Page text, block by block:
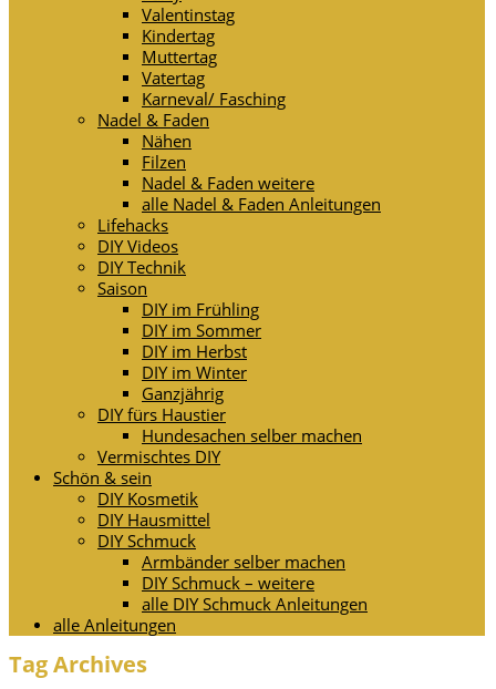
Valentinstag
Kindertag
Muttertag
Vatertag
Karneval/ Fasching
Nadel & Faden
Nähen
Filzen
Nadel & Faden weitere
alle Nadel & Faden Anleitungen
Lifehacks
DIY Videos
DIY Technik
Saison
DIY im Frühling
DIY im Sommer
DIY im Herbst
DIY im Winter
Ganzjährig
DIY fürs Haustier
Hundesachen selber machen
Vermischtes DIY
Schön & sein
DIY Kosmetik
DIY Hausmittel
DIY Schmuck
Armbänder selber machen
DIY Schmuck – weitere
alle DIY Schmuck Anleitungen
alle Anleitungen
Tag Archives